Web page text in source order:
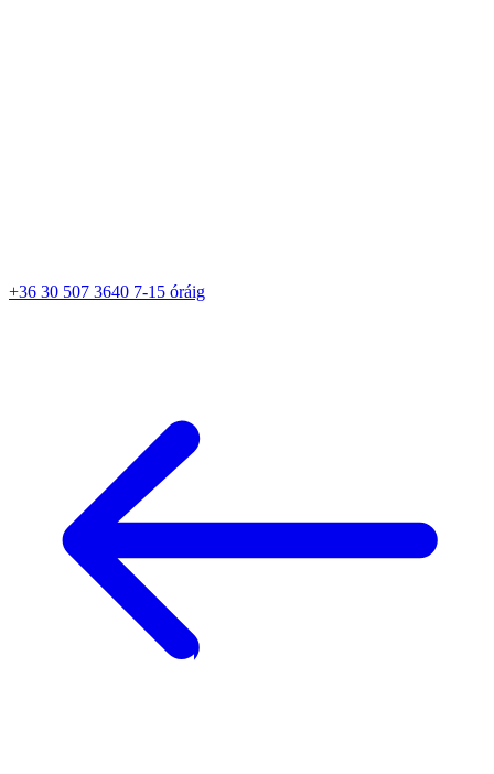
+36 30 507 3640 7-15 óráig